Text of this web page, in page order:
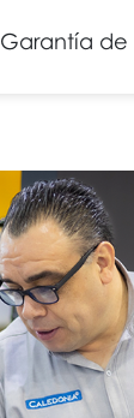
Garantía de